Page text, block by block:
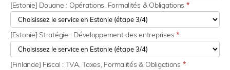
[Estonie] Douane : Opérations, Formalités & Obligations *
[Estonie] Stratégie : Développement des entreprises *
[Finlande] Fiscal : TVA, Taxes, Formalités & Obligations *